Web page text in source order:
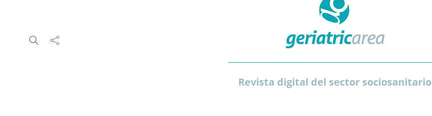
Revista digital del sector sociosanitario